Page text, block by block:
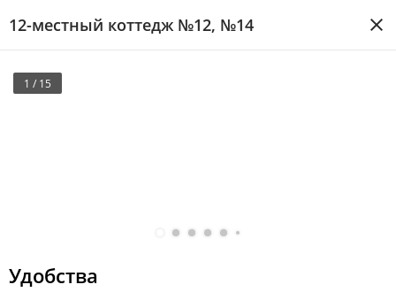
12-местный коттедж №12, №14
1 / 15
Удобства